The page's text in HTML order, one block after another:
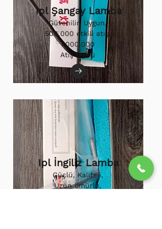
Ipl Şangay Lamba
Güvenilir, Uygun,
500.000 etkili atış.
1.000.000
Atış Ömrü
Ipl İngiliz Lamba
Güçlü, Kaliteli,
Uzun ömürlü,